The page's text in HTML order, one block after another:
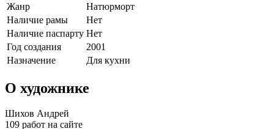
Жанр
Натюрморт
Наличие рамы
Нет
Наличие паспарту Нет
Год создания
2001
Назначение
Для кухни
О художнике
Шихов Андрей
109 работ на сайте